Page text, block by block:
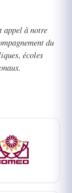
appel à notre
du
écoles